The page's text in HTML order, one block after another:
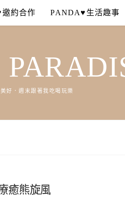
約合作 PANDA♥生活趣事
好．週末跟著我吃喝玩樂
癒熊旋風